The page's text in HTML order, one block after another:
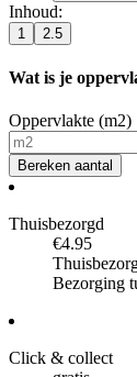
Inhoud:
1 2.5
Wat is je
Oppervlakte (m2)
Bereken aantal
Thuisbezorgd
€4.95
Bezorging
Click & collect